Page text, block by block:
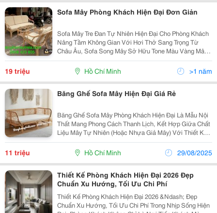
Sofa Mây Phòng Khách Hiện Đại Đơn Giản
Sofa Mây Tre Đan Tự Nhiên Hiện Đại Cho Phòng Khách
Nâng Tầm Không Gian Với Hơi Thở Sang Trọng Từ
Châu Âu, Sofa Song Mây Sở Hữu Tone Màu Vàng Mây
Thời Thượng Tạo Hiệu Ứng Kiến Tạo Không Gian Đỉnh
Cao, Hoàn Hảo Bao Trùm Mọi Giác Quan. Thiết Kế
Cách...
19 triệu Hồ Chí Minh >1 năm
Băng Ghế Sofa Mây Hiện Đại Giá Rẻ
Băng Ghế Sofa Mây Phòng Khách Hiện Đại Là Mẫu Nội
Thất Mang Phong Cách Thanh Lịch, Kết Hợp Giữa Chất
Liệu Mây Tự Nhiên (Hoặc Nhựa Giả Mây) Với Thiết Kế
Tối Giản. Kiểu Dáng Thường Gọn Gàng, Tinh Tế, Phù
Hợp Với Không Gian Phòng Khách Sang Trọng Lẫn...
11 triệu Hồ Chí Minh 29/08/2025
Thiết Kế Phòng Khách Hiện Đại 2026 Đẹp
Chuẩn Xu Hướng, Tối Ưu Chi Phí
Thiết Kế Phòng Khách Hiện Đại 2026 &Ndash; Đẹp
Chuẩn Xu Hướng, Tối Ưu Chi Phí Trong Nhịp Sống Hiện